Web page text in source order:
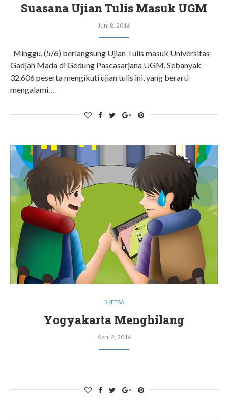
Suasana Ujian Tulis Masuk UGM
Juni 8, 2016
Minggu, (5/6) berlangsung Ujian Tulis masuk Universitas
Gadjah Mada di Gedung Pascasarjana UGM. Sebanyak
32.606 peserta mengikuti ujian tulis ini, yang berarti
mengalami…
SKETSA
Yogyakarta Menghilang
April 2, 2016